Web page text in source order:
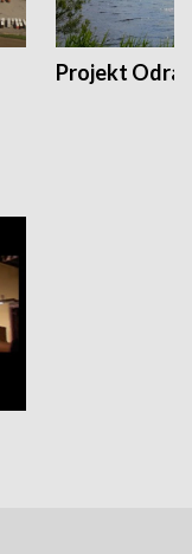
Projekt Odra